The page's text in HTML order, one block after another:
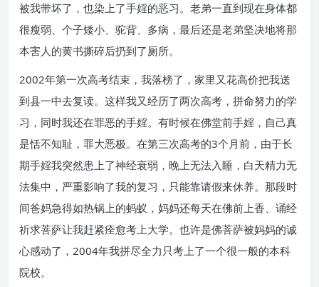
被我带坏了，也染上了手婬的恶习。老弟一直到现在身体都
很瘦弱、个子矮小、驼背、多病，最后还是老弟坚决地将那
本害人的黄书撕碎后扔到了厕所。
2002年第一次高考结束，我落榜了，家里又花高价把我送
到县一中去复读。这样我又经历了两次高考，拼命努力的学
习，同时我还在罪恶的手婬。有时候在佛堂前手婬，自己真
是恬不知耻，罪大恶极。在第三次高考的3个月前，由于长
期手婬我突然患上了神经衰弱，晚上无法入睡，白天精力无
法集中，严重影响了我的复习，只能靠请假来休养。那段时
间爸妈急得如热锅上的蚂蚁，妈妈还每天在佛前上香、诵经
祈求菩萨让我赶紧痊愈考上大学。也许是佛菩萨被妈妈的诚
心感动了，2004年我拼尽全力只考上了一个很一般的本科
院校。